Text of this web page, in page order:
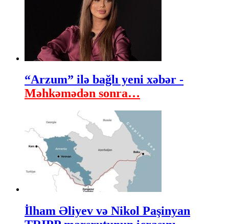
“Arzum” ilə bağlı yeni xəbər -
Məhkəmədən sonra…
İlham Əliyev və Nikol Paşinyan